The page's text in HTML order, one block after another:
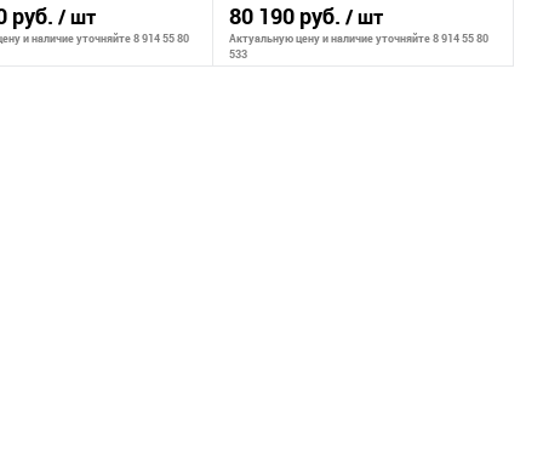
руб. / шт
и наличие уточняйте 8 914 55 80
80 190 руб./ шт
Актуальную цену и наличие уточняйте 8 914 55 80
533